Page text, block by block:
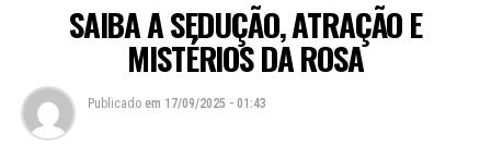
SAIBA A SEDUÇÃO, ATRAÇÃO E
MISTÉRIOS DA ROSA
Publicado em 17/09/2025 - 01:43